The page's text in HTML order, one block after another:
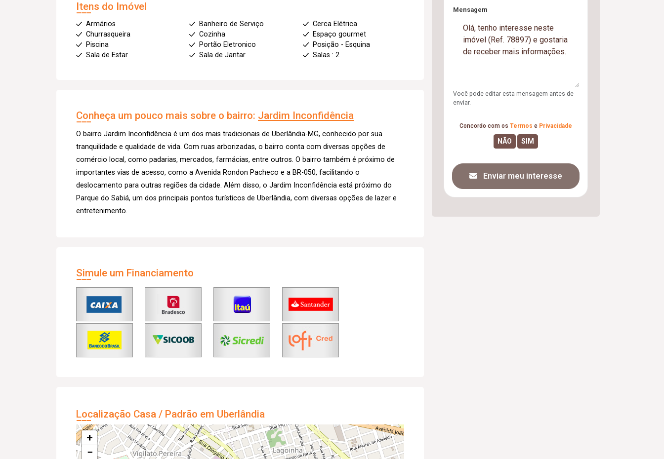
Itens do Imóvel
Armários Banheiro de Serviço
Cerca Elétrica
Churrasqueira
Cozinha
Espaço gourmet
Piscina
Portão Eletronico
Posição - Esquina
Sala de Estar
Sala de Jantar Salas : 2
Conheça um pouco mais sobre o bairro: Jardim Inconfidência
O bairro Jardim Inconfidência é um dos mais tradicionais de Uberlândia-MG, conhecido por sua
tranquilidade e qualidade de vida. Com ruas arborizadas, o bairro conta com diversas opções de
comércio local, como padarias, mercados, farmácias, entre outros. O bairro também é próximo de
importantes vias de acesso, como a Avenida Rondon Pacheco e a BR-050, facilitando o
deslocamento para outras regiões da cidade. Além disso, o Jardim Inconfidência está próximo do
Parque do Sabiá, um dos principais pontos turísticos de Uberlândia, com diversas opções de lazer e
entretenimento.
Simule um Financiamento
Localização Casa / Padrão em Uberlândia
+
−
Mensagem
Você pode editar esta mensagem antes de
enviar.
Concordo com os Termos e Privacidade
Enviar meu interesse